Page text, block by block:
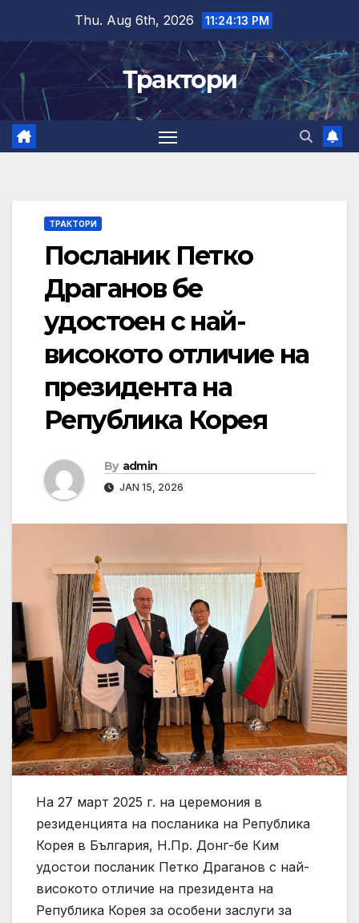
content
Thu. Aug 6th, 2026 11:24:14 PM
Трактори
ТРАКТОРИ
Посланик Петко
Драганов бе
удостоен с най-
високото отличие на
президента на
Република Корея
By admin
JAN 15, 2026
На 27 март 2025 г. на церемония в
резиденцията на посланика на Република
Корея в България, Н.Пр. Донг-бе Ким
удостои посланик Петко Драганов с най-
високото отличие на президента на
Република Корея за особени заслуги за